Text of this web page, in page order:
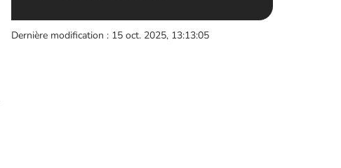
Dernière modification : 15 oct. 2025, 13:13:05